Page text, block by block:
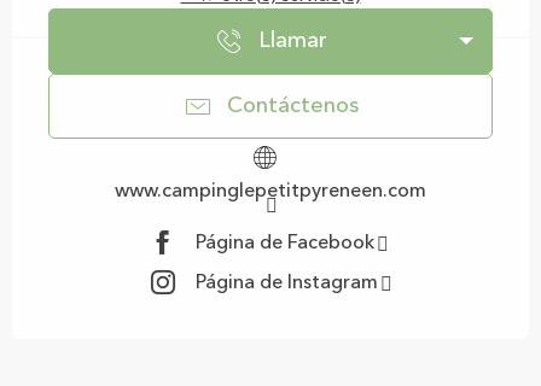
Llamar
Contáctenos
www.campinglepetitpyreneen.com
Página de Facebook
Página de Instagram